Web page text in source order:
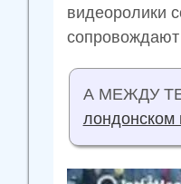
видеоролики
А МЕЖДУ
лондонском